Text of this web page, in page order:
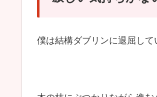
僕は結構ダブリンに退屈して